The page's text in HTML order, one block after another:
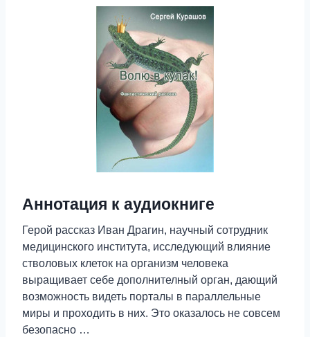
Аннотация к аудиокниге
Герой рассказ Иван Драгин, научный сотрудник
медицинского института, исследующий влияние
стволовых клеток на организм человека
выращивает себе дополнителный орган, дающий
возможность видеть порталы в параллельные
миры и проходить в них. Это оказалось не совсем
безопасно …